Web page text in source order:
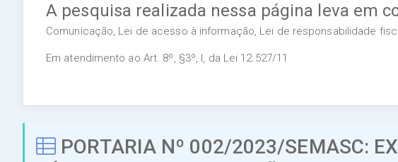
A pesquisa realizada nessa página leva em
Comunicação, Lei de acesso à informação, Lei de responsabilidade
Em atendimento ao Art. 8º, §3º, I, da Lei 12.527/11
PORTARIA Nº 002/2023/SEMASC: